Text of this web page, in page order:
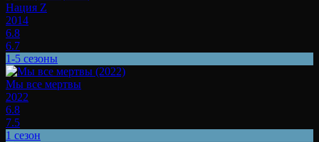
Нация Z
2014
6.8
6.7
1-5 сезоны
Мы все мертвы
2022
6.8
7.5
1 сезон